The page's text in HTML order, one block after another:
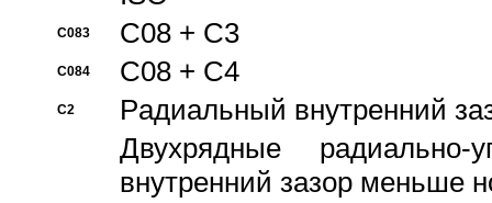
C083 C08 + C3
C084 C08 + C4
C2
Pадиальный внутренний
Двухрядные радиально-
внутренний зазор меньше